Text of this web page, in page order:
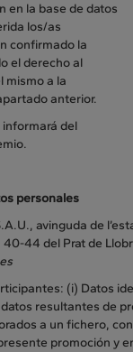
en la base de datos
los/as
confirmado la
el derecho al
mismo a la
anterior.
informará del
personales
avinguda de
40-44 del Prat de
(i) Datos
resultantes de
a un fichero,
promoción y